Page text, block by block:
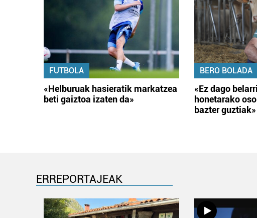
FUTBOLA
«Helburuak hasieratik markatzea
beti gaiztoa izaten da»
BERO BOLADA
«Ez dago
honetarako
bazter guztiak»
ERREPORTAJEAK